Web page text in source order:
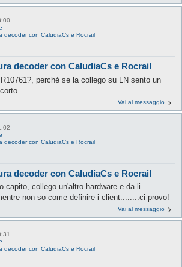
decoder con CaludiaCs e Rocrail
decoder con CaludiaCs e Rocrail
perché se la collego su LN sento un
Vai al messaggio
decoder con CaludiaCs e Rocrail
decoder con CaludiaCs e Rocrail
capito, collego un'altro hardware e da li
non so come definire i client........ci provo!
Vai al messaggio
decoder con CaludiaCs e Rocrail